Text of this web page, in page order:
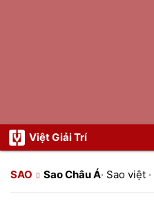
Việt Giải Trí
SAO Sao Châu Á· Sao việt ·